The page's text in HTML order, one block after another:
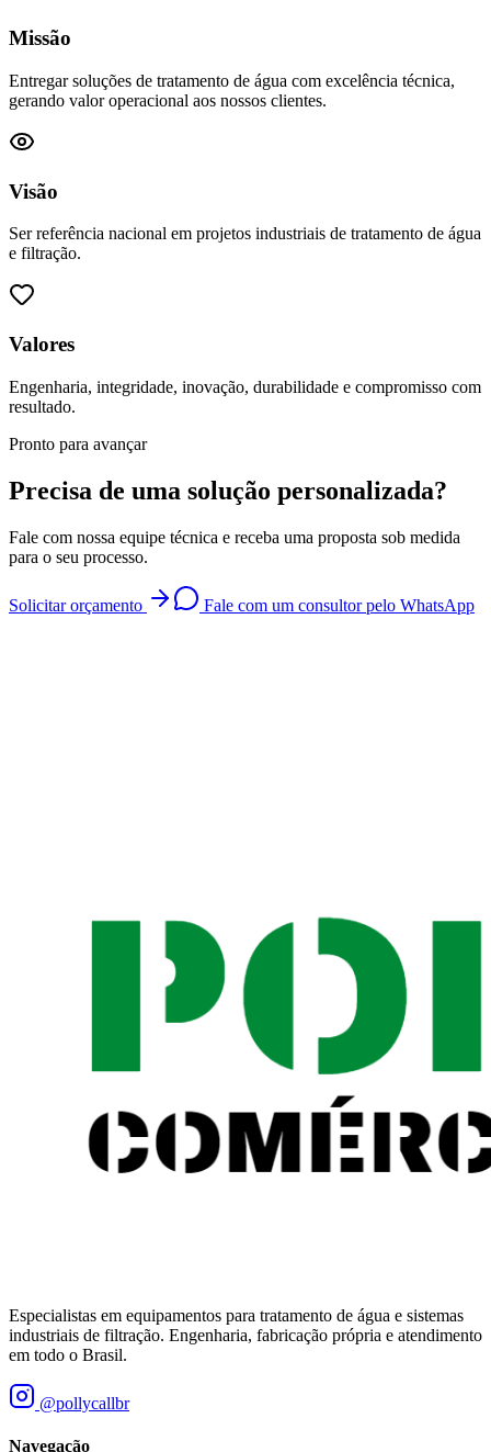
Missão
Entregar soluções de tratamento de água com excelência técnica,
gerando valor operacional aos nossos clientes.
Visão
Ser referência nacional em projetos industriais de tratamento de água
e filtração.
Valores
Engenharia, integridade, inovação, durabilidade e compromisso com
resultado.
Pronto para avançar
Precisa de uma solução personalizada?
Fale com nossa equipe técnica e receba uma proposta sob medida
para o seu processo.
Solicitar orçamento Fale com um consultor pelo WhatsApp
Especialistas em equipamentos para tratamento de água e sistemas
industriais de filtração. Engenharia, fabricação própria e atendimento
em todo o Brasil.
@pollycallbr
Navegação